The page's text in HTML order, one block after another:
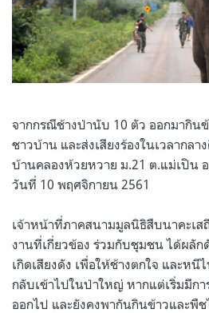
จากกรณีช้างป่านับ 10 ตัว ออกมากิน
ชาวบ้าน และส่งเสียงร้องในเวลากล
บ้านคลองห้วยหวาย ม.21 ต.แม่เปิน
วันที่ 10 พฤศจิกายน 2561
เจ้าหน้าที่ภาคสนามมูลนิธิสืบนาคะเส
งานที่เกี่ยวข้อง ร่วมกับชุมชน ได้ผลัก
เกิดเสียงดัง เพื่อให้ช้างตกใจ และหนี
กลับเข้าไปในป่าใหญ่ หากแต่เริ่มมีก
ออกไป และยังคงพากันกินข้าวและพื